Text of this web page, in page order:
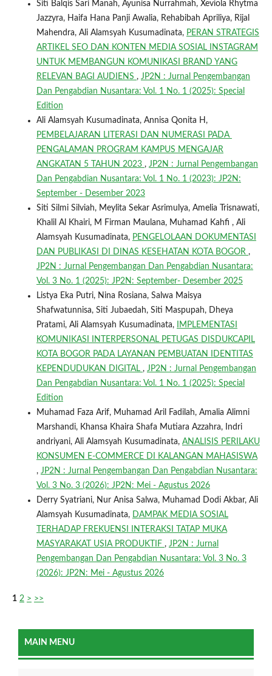
Siti Balqis Sari Manah, Ayunisa Nurrahmah, Xeviola Rhytma
Jazzyra, Haifa Hana Panji Awalia, Rehabibah Apriliya, Rijal
Mahendra, Ali Alamsyah Kusumadinata, PERAN STRATEGIS
ARTIKEL SEO DAN KONTEN MEDIA SOSIAL INSTAGRAM
UNTUK MEMBANGUN KOMUNIKASI BRAND YANG
RELEVAN BAGI AUDIENS , JP2N : Jurnal Pengembangan
Dan Pengabdian Nusantara: Vol. 1 No. 1 (2025): Special
Edition
Ali Alamsyah Kusumadinata, Annisa Qonita H,
PEMBELAJARAN LITERASI DAN NUMERASI PADA
PENGALAMAN PROGRAM KAMPUS MENGAJAR
ANGKATAN 5 TAHUN 2023 , JP2N : Jurnal Pengembangan
Dan Pengabdian Nusantara: Vol. 1 No. 1 (2023): JP2N:
September - Desember 2023
Siti Silmi Silviah, Meylita Sekar Asrimulya, Amelia Trisnawati,
Khalil Al Khairi, M Firman Maulana, Muhamad Kahfi , Ali
Alamsyah Kusumadinata, PENGELOLAAN DOKUMENTASI
DAN PUBLIKASI DI DINAS KESEHATAN KOTA BOGOR ,
JP2N : Jurnal Pengembangan Dan Pengabdian Nusantara:
Vol. 3 No. 1 (2025): JP2N: September- Desember 2025
Listya Eka Putri, Nina Rosiana, Salwa Maisya
Shafwatunnisa, Siti Jubaedah, Siti Maspupah, Dheya
Pratami, Ali Alamsyah Kusumadinata,
IMPLEMENTASI
KOMUNIKASI INTERPERSONAL PETUGAS DISDUKCAPIL
KOTA BOGOR PADA LAYANAN PEMBUATAN IDENTITAS
KEPENDUDUKAN DIGITAL , JP2N : Jurnal Pengembangan
Dan Pengabdian Nusantara: Vol. 1 No. 1 (2025): Special
Edition
Muhamad Faza Arif, Muhamad Aril Fadilah, Amalia Alimni
Marshandi, Khansa Khaira Shafa Mutiara Azzahra, Indri
andriyani, Ali Alamsyah Kusumadinata, ANALISIS PERILAKU
KONSUMEN E-COMMERCE DI KALANGAN MAHASISWA
, JP2N : Jurnal Pengembangan Dan Pengabdian Nusantara:
Vol. 3 No. 3 (2026): JP2N: Mei - Agustus 2026
Derry Syatriani, Nur Anisa Salwa, Muhamad Dodi Akbar, Ali
Alamsyah Kusumadinata, DAMPAK MEDIA SOSIAL
TERHADAP FREKUENSI INTERAKSI TATAP MUKA
MASYARAKAT USIA PRODUKTIF , JP2N : Jurnal
Pengembangan Dan Pengabdian Nusantara: Vol. 3 No. 3
(2026): JP2N: Mei - Agustus 2026
1 2 > >>
MAIN MENU